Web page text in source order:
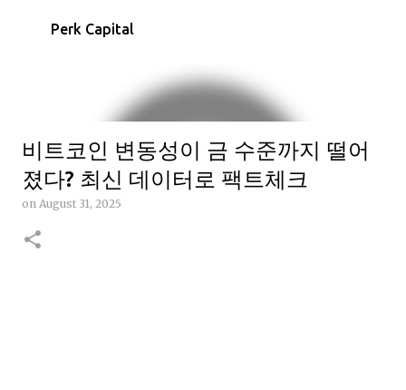
Perk Capital
비트코인 변동성이 금 수준까지 떨어
졌다? 최신 데이터로 팩트체크
on August 31, 2025